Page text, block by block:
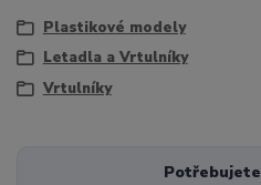
Plastikové modely
Letadla a Vrtulníky
Vrtulníky